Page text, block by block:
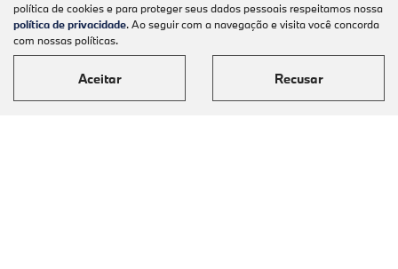
CONTATO
Trabalhe conosco
política de cookies e para proteger seus dados pessoais respeitamos nossa
política de privacidade. Ao seguir com a navegação e visita você concorda
com nossas políticas.
Aceitar Recusar